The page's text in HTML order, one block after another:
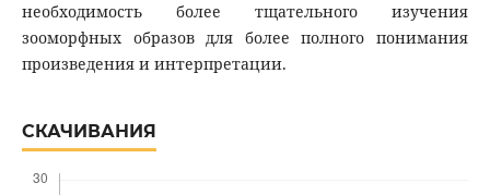
необходимость более тщательного изучения
зооморфных образов для более полного понимания
произведения и интерпретации.
СКАЧИВАНИЯ